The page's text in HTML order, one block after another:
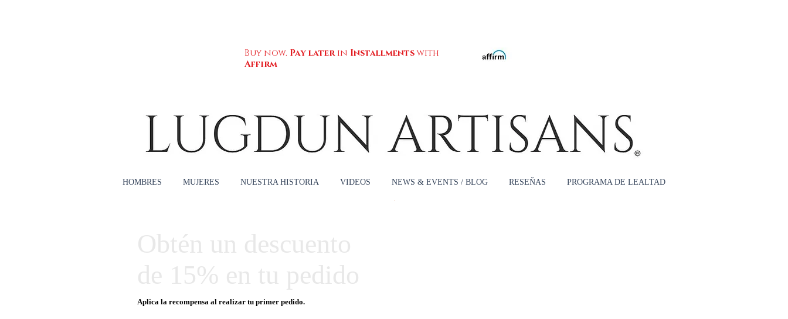
Buy now. Pay laterin Installmentswith
Affirm
HOMBRES MUJERES NUESTRA HISTORIA VIDEOS NEWS & EVENTS / BLOG RESEŇAS PROGRAMA DE LEALTAD
Aplica la recompensa al realizar tu primer pedido.